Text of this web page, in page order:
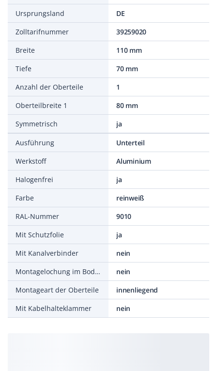
Ursprungsland
DE
Zolltarifnummer
39259020
Breite
110 mm
Tiefe
70 mm
Anzahl der Oberteile
1
Oberteilbreite 1
80 mm
Symmetrisch
ja
Ausführung
Unterteil
Werkstoff
Aluminium
Halogenfrei
ja
Farbe
reinweiß
RAL-Nummer
9010
Mit Schutzfolie
ja
Mit Kanalverbinder
nein
Montagelochung im Boden
nein
Montageart der Oberteile
innenliegend
Mit Kabelhalteklammer
nein